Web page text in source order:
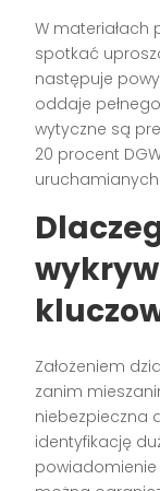
W
spotkać
następuje
oddaje
wytyczne są
20 procent
Założeniem
zanim
niebezpieczna
identyfikację
powiadomienie